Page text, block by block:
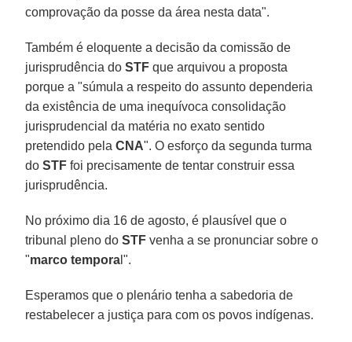
comprovação da posse da área nesta data".
Também é eloquente a decisão da comissão de
jurisprudência doSTF que arquivou a proposta
porque a "súmula a respeito do assunto dependeria
da existência de uma inequívoca consolidação
jurisprudencial da matéria no exato sentido
pretendido pelaCNA". O esforço da segunda turma
doSTF foi precisamente de tentar construir essa
jurisprudência.
No próximo dia 16 de agosto, é plausível que o
tribunal pleno doSTF venha a se pronunciar sobre o
"marco tempora l".
Esperamos que o plenário tenha a sabedoria de
restabelecer a justiça para com os povos indígenas.